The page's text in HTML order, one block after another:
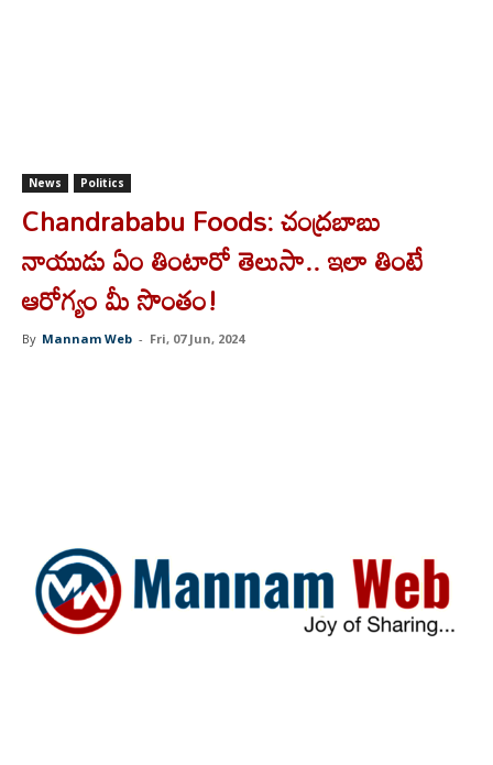
News Politics
Chandrababu Foods: చంద్రబాబు
నాయుడు ఏం తింటారో తెలుసా.. ఇలా తింటే
ఆరోగ్యం మీ సొంతం!
By Mannam Web - Fri, 07 Jun, 2024